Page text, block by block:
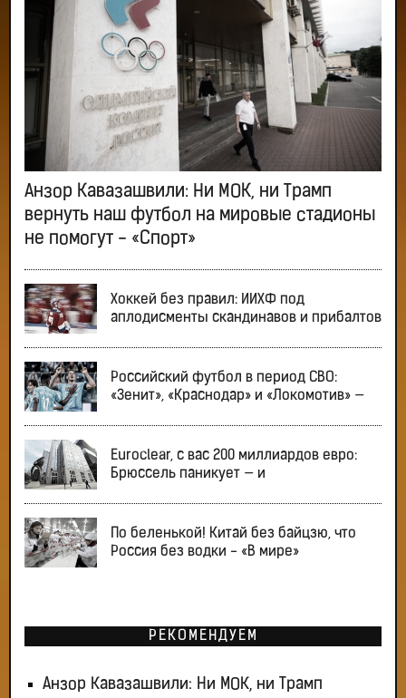
Анзор Кавазашвили: Ни МОК, ни Трамп
вернуть наш футбол на мировые стадионы
не помогут - «Спорт»
Хоккей без правил: ИИХФ под
аплодисменты скандинавов и прибалтов
Российский футбол в период СВО:
«Зенит», «Краснодар» и «Локомотив» —
Euroclear, с вас 200 миллиардов евро:
Брюссель паникует — и
По беленькой! Китай без байцзю, что
Россия без водки - «В мире»
РЕКОМЕНДУЕМ
Анзор Кавазашвили: Ни МОК, ни Трамп